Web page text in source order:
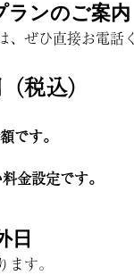
ランのご案内
ぜひ直接お電話
税込）
です。
金設定です。
日
す。